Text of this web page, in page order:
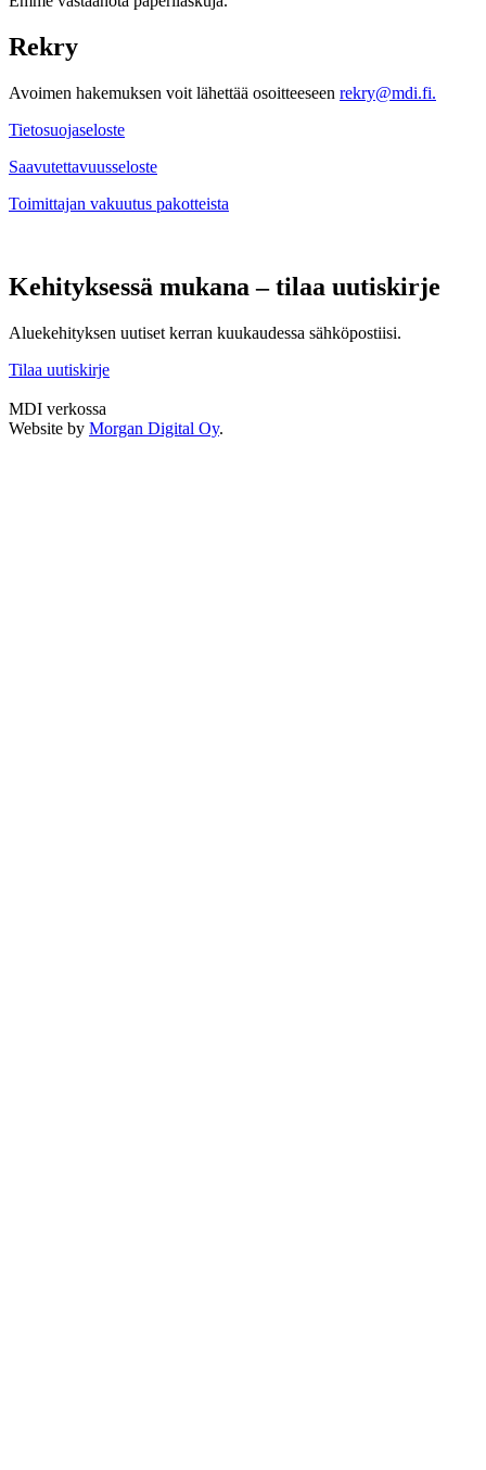
Rekry
Avoimen hakemuksen voit lähettää osoitteeseen rekry@mdi.fi.
Tietosuojaseloste
Saavutettavuusseloste
Toimittajan vakuutus pakotteista
Kehityksessä mukana – tilaa uutiskirje
Aluekehityksen uutiset kerran kuukaudessa sähköpostiisi.
Tilaa uutiskirje
MDI verkossa
Twitter
LinkedIn
Instagram
Facebook
Website by Morgan Digital Oy.